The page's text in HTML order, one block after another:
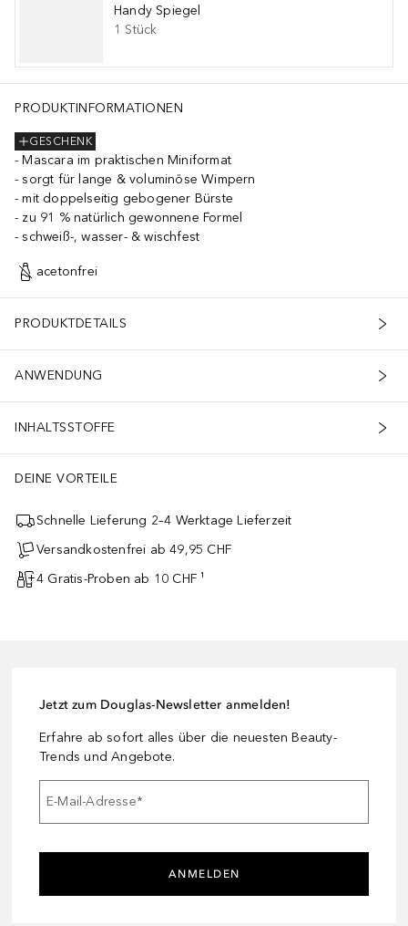
Handy Spiegel
1 Stück
PRODUKTINFORMATIONEN
GESCHENK
Mascara im praktischen Miniformat
sorgt für lange & voluminöse Wimpern
mit doppelseitig gebogener Bürste
zu 91 % natürlich gewonnene Formel
schweiß-, wasser- & wischfest
acetonfrei
PRODUKTDETAILS
ANWENDUNG
INHALTSSTOFFE
DEINE VORTEILE
Schnelle Lieferung 2–4 Werktage Lieferzeit
Versandkostenfrei ab 49,95 CHF
4 Gratis-Proben ab 10 CHF ¹
Jetzt zum Douglas-Newsletter anmelden!
Erfahre ab sofort alles über die neuesten Beauty-
Trends und Angebote.
E-Mail-Adresse*
ANMELDEN